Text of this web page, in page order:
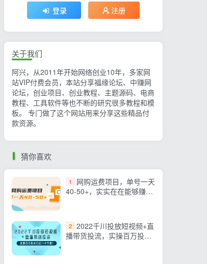
登录 注册
关于我们
阿兴，从2011年开始网络创业10年，多家网
站VIP付费会员，本站分享福缘论坛、中赚网
论坛，创业项目、创业教程、主题源码、电商
教程、工具软件等也不断的研究很多教程和模
板。 专门做了这个网站用来分享这些精品付
款资源。
猜你喜欢
1
网购运费项目，单号一天
40-50+，实实在在能够赚到
2 2022千川投放短视频+直
播带货投流，实操百万投流